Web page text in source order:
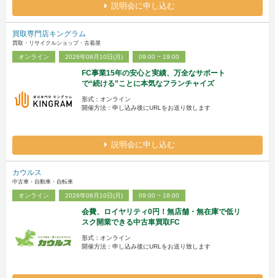
説明会に申し込む
買取専門店キングラム
買取・リサイクルショップ・古着屋
オンライン 2026年08月10日(月) 09:00 ~ 19:00
FC事業15年の安心と実績、万全なサポート
で“続ける”ことに本気なフランチャイズ
形式：オンライン
開催方法：申し込み後にURLをお送り致します
説明会に申し込む
カウルス
中古車・自動車・自転車
オンライン 2026年08月10日(月) 09:00 ~ 18:00
会費、ロイヤリティ0円！無店舗・無在庫で低リ
スク開業できる中古車買取FC
形式：オンライン
開催方法：申し込み後にURLをお送り致します